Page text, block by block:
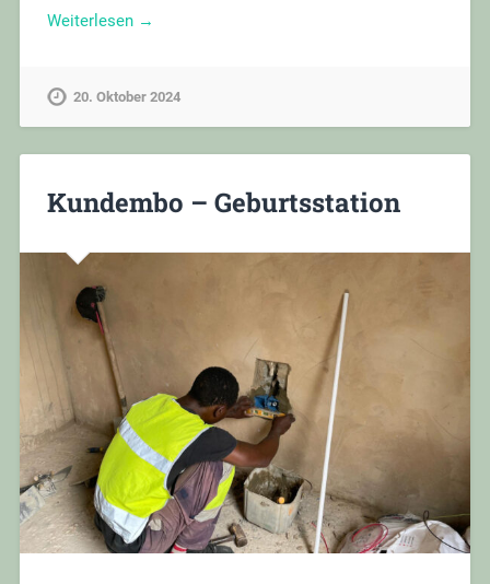
Weiterlesen →
20. Oktober 2024
Kundembo – Geburtsstation